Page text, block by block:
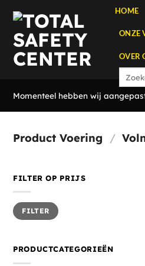
naar
inhoud
HOME
ONZE
OVER
Zoeken
Momenteel hebben wij
Product Voering /
FILTER OP PRIJS
Min.
prijs
Max.
prijsFILTER
PRODUCTCATEGORIEËN